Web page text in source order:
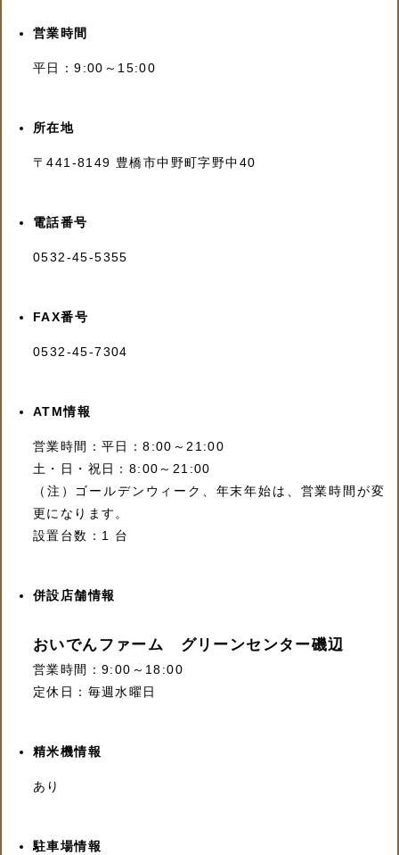
営業時間
平日：9:00～15:00
所在地
〒441-8149 豊橋市中野町字野中40
電話番号
0532-45-5355
FAX番号
0532-45-7304
ATM情報
営業時間：平日：8:00～21:00
土・日・祝日：8:00～21:00
（注）ゴールデンウィーク、年末年始は、営業時間が変
更になります。
設置台数：1 台
併設店舗情報
おいでんファーム グリーンセンター磯辺
営業時間：9:00～18:00
定休日：毎週水曜日
精米機情報
あり
駐車場情報